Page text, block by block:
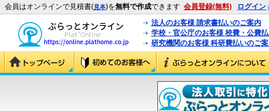
会員はオンラインで見積書(見本)を無料で作成できます 会員登録(無料) ログイン
法人のお客様 請求書払いのご案内
学校・官公庁のお客様 校費・公費
研究機関のお客様 科研費払いのご